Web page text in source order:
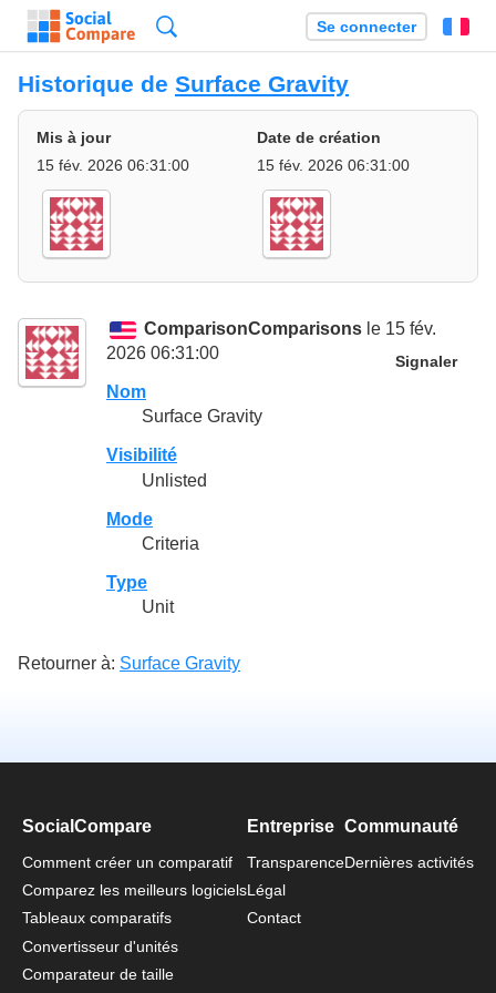
Se connecter
Historique de Surface Gravity
Mis à jour
15 fév. 2026 06:31:00
Date de création
15 fév. 2026 06:31:00
ComparisonComparisons le 15 fév.
2026 06:31:00
Signaler
Nom
Surface Gravity
Visibilité
Unlisted
Mode
Criteria
Type
Unit
Retourner à: Surface Gravity
SocialCompare
Comment créer un comparatif
Comparez les meilleurs logiciels
Tableaux comparatifs
Convertisseur d'unités
Comparateur de taille
Entreprise
Transparence
Légal
Contact
Communauté
Dernières activités